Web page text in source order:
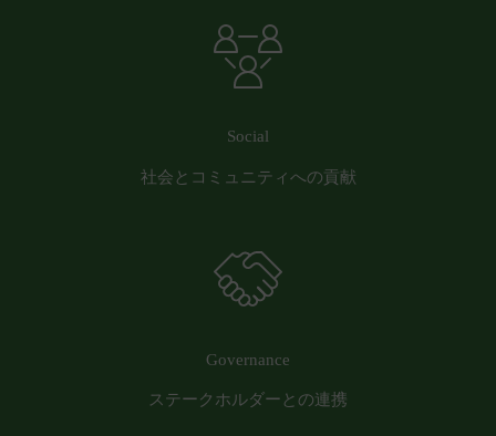
Social
社会とコミュニティへの貢献
Governance
ステークホルダーとの連携
目的の如何を問わず、本サービスのコンテンツその
他掲載内容の全部または一部を権利者の許可なく使
用（複製、改変、転用、転送、配布、掲示、販売、
会員は、前2項の規定に違反して第三者との間で問
問題を解決するとともに当社に何等の損害、損失ま
当社所定の方法により会員が提供する商品レビュ
ー、画像データその他一切の提供物（以下、これら
財産権等の権利は、従前どおり会員が保持するもの
とし、当社がかかる権利を取得することはありませ